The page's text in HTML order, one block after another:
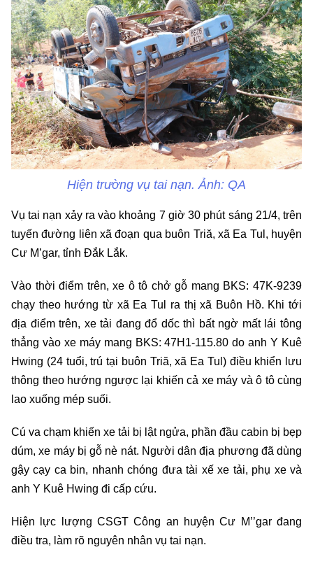
Hiện trường vụ tai nạn. Ảnh: QA
Vụ tai nạn xảy ra vào khoảng 7 giờ 30 phút sáng 21/4, trên
tuyến đường liên xã đoạn qua buôn Triă, xã Ea Tul, huyện
Cư M’gar, tỉnh Đắk Lắk.
Vào thời điểm trên, xe ô tô chở gỗ mang BKS: 47K-9239
chạy theo hướng từ xã Ea Tul ra thị xã Buôn Hồ. Khi tới
địa điểm trên, xe tải đang đổ dốc thì bất ngờ mất lái tông
thẳng vào xe máy mang BKS: 47H1-115.80 do anh Y Kuê
Hwing (24 tuổi, trú tại buôn Triă, xã Ea Tul) điều khiển lưu
thông theo hướng ngược lại khiến cả xe máy và ô tô cùng
lao xuống mép suối.
Cú va chạm khiến xe tải bị lật ngửa, phần đầu cabin bị bẹp
dúm, xe máy bị gỗ nè nát. Người dân địa phương đã dùng
gậy cạy ca bin, nhanh chóng đưa tài xế xe tải, phụ xe và
anh Y Kuê Hwing đi cấp cứu.
Hiện lực lượng CSGT Công an huyện Cư M’’gar đang
điều tra, làm rõ nguyên nhân vụ tai nạn.